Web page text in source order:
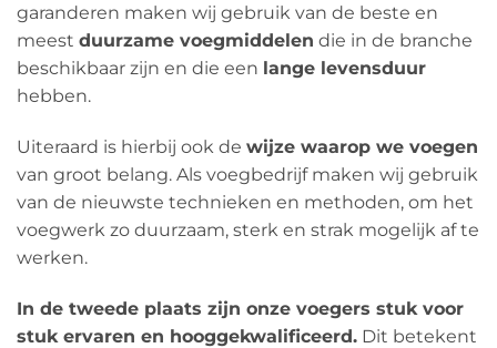
garanderen maken wij gebruik van de beste en
meest duurzame voegmiddelen die in de branche
beschikbaar zijn en die een lange levensduur
hebben.
Uiteraard is hierbij ook de wijze waarop we voegen
van groot belang. Als voegbedrijf maken wij gebruik
van de nieuwste technieken en methoden, om het
voegwerk zo duurzaam, sterk en strak mogelijk af te
werken.
In de tweede plaats zijn onze voegers stuk voor
stuk ervaren en hooggekwalificeerd. Dit betekent